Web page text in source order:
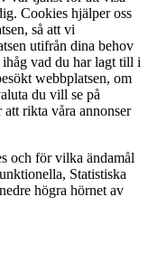
Cookies hjälper oss
så att vi
utifrån dina behov
vad du har lagt till i
webbplatsen, om
du vill se på
rikta våra annonser
och för vilka ändamål
Statistiska
högra hörnet av